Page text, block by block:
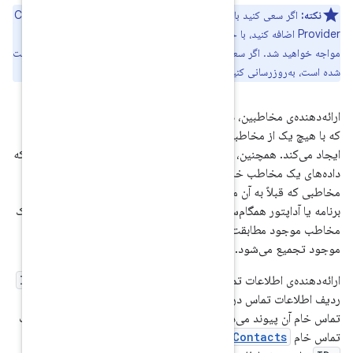
را که به عنوان "فقط خواندنی" فهرست
نادیده گرفته می‌شود.
اضافه شدن یک مخاطب خام جدید
ندارد، یک مخاطب جدید
کار را در صورتی انجام می‌دهد که
تغییر کند که دیگر با
مطابقت نداشته باشد. اگر یک
خام جدید ایجاد کند که با یک
، مخاطب خام جدید با مخاطب
اطلاعات تماس را با ستون
به ردیف‌های اطلاعات
CONTACT_ID از جدول اطلاعات
حاوی مقادیر